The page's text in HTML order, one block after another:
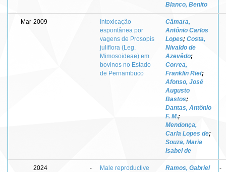
Blanco, Benito
Mar-2009 -
Intoxicação
espontânea por
vagens de Prosopis
juliflora (Leg.
Mimosoideae) em
bovinos no Estado
de Pernambuco
Câmara,
Antônio Carlos
Lopes; Costa,
Nivaldo de
Azevêdo;
Correa,
Franklin Riet;
Afonso, José
Augusto
Bastos;
Dantas, Antônio
F. M.;
Mendonça,
Carla Lopes de;
Souza, Maria
Isabel de
-
2024 -
Male reproductive
Ramos, Gabriel
-